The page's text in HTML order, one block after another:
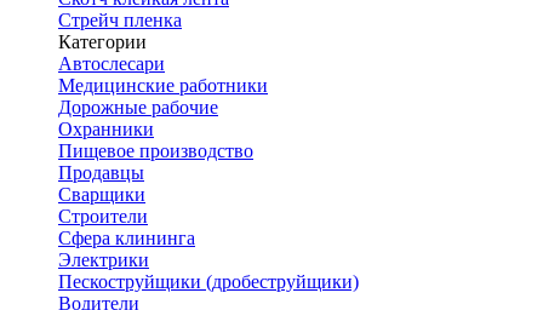
Стрейч пленка
Категории
Автослесари
Медицинские работники
Дорожные рабочие
Охранники
Пищевое производство
Продавцы
Сварщики
Строители
Сфера клининга
Электрики
Пескоструйщики (дробеструйщики)
Водители